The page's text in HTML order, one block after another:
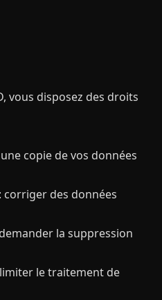
vous disposez des droits
copie de vos données
: corriger des données
la suppression
le traitement de